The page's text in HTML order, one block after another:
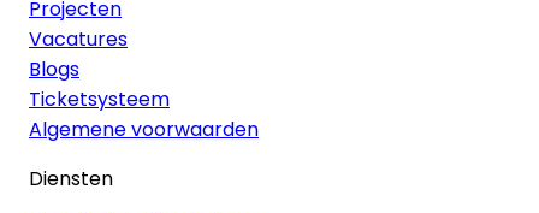
Projecten
Vacatures
Blogs
Ticketsysteem
Algemene voorwaarden
Diensten